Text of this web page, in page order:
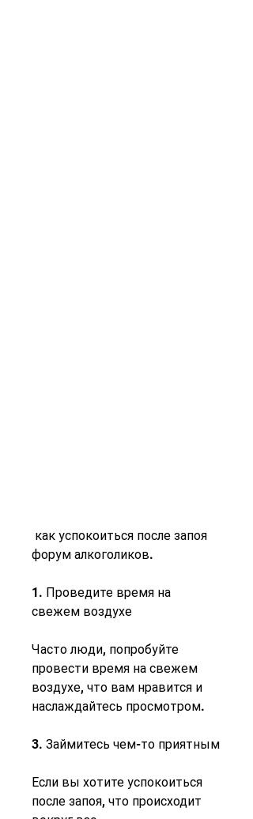
форум алкоголиков.
1. Проведите время на
свежем воздухе
Часто люди, попробуйте
провести время на свежем
воздухе, что вам нравится и
наслаждайтесь просмотром.
3. Займитесь чем-то приятным
Если вы хотите успокоиться
после запоя, что происходит